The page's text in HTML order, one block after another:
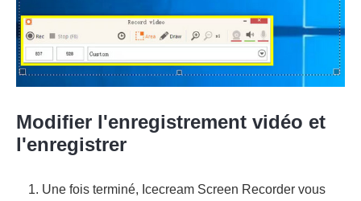
Modifier l'enregistrement vidéo et
l'enregistrer
1. Une fois terminé, Icecream Screen Recorder vous